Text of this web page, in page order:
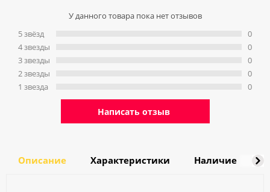
У данного товара пока нет отзывов
5 звёзд
4 звeзды
3 звeзды
2 звeзды
1 звeзда
0
0
0
0
0
Написать отзыв
Описание Характеристики Наличие